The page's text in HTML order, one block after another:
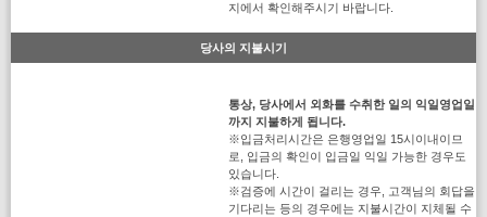
지에서 확인해주시기 바랍니다.
당사의 지불시기
통상, 당사에서 외화를 수취한 일의 익일영업일
까지 지불하게 됩니다.
※입금처리시간은 은행영업일 15시이내이므
로, 입금의 확인이 입금일 익일 가능한 경우도
있습니다.
※검증에 시간이 걸리는 경우, 고객님의 회답을
기다리는 등의 경우에는 지불시간이 지체될 수